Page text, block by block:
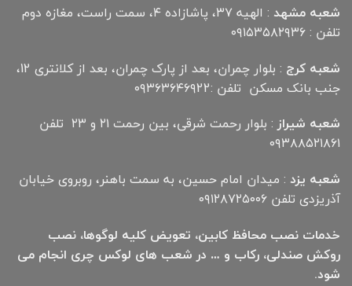
شعبه مشهد
: الهیه ۳۷، پاشازاده ۴، سمت راست، مغازه دوم
تلفن : ۰۹۱۵۳۵۸۲۹۳۶
شعبه کرج
: بلوار چمران، بعد از پارک چمران، بعد از کلانتری 12،
جنب بانک مسکن تلفن :۰۹۳۶۳۶۴۶۹22
شعبه شیراز
: بلوار رحمت شرقی، بین رحمت ۲۱ و ۲۳ تلفن
۰۹۳۸۸۵۲۱۸۶۱
شعبه یزد : میدان امام حسین، به سمت باهنر، روبروی خیابان
آذریزدی تلفن ۰۹۱۲۸۷۲۵۰۰۶
خدمات نصب محافظ کابین، تعویض کلیه لوگوها، نصب
روکش صندلی، رکاب و … در شعب های لوکس چری انجام می
شود.